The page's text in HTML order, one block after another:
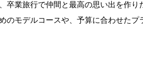
卒業旅行で仲間と最高の思い出を作
のモデルコースや、予算に合わせた